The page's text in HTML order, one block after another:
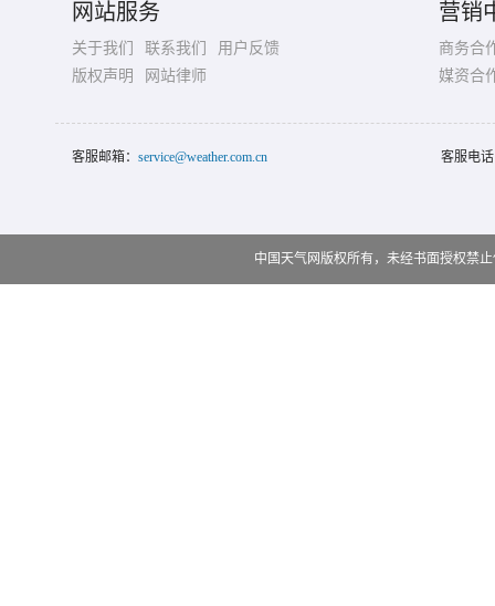
网站服务
关于我们 联系我们
用户反馈
版权声明
网站律师
营销
商务合
媒资合
客服邮箱： service@weather.com.cn 客服电
中国天气网版权所有，未经书面授权